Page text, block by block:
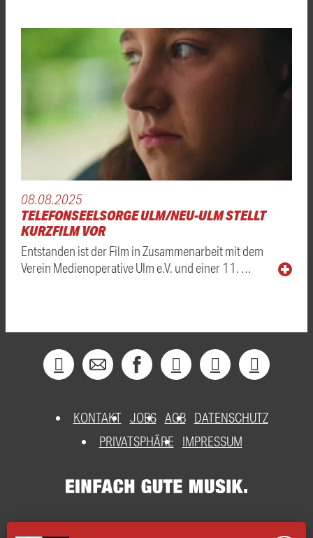
08.08.2025
TELEFONSEELSORGE ULM/NEU-ULM STELLT
KURZFILM VOR
Entstanden ist der Film in Zusammenarbeit mit dem
Verein Medienoperative Ulm e.V. und einer 11. …
KONTAKT JOBS AGB DATENSCHUTZ
PRIVATSPHÄRE
IMPRESSUM